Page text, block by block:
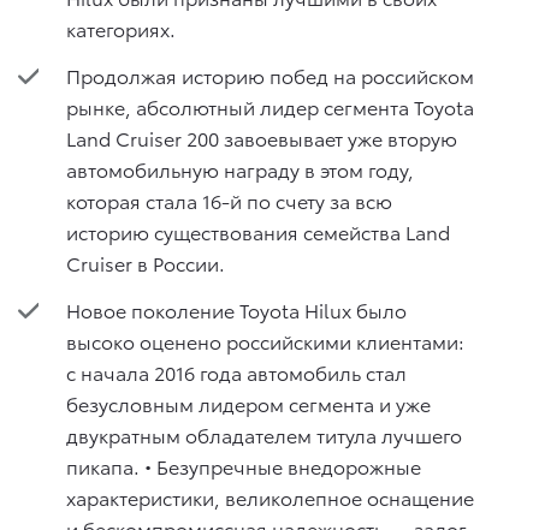
категориях.
Продолжая историю побед на российском
рынке, абсолютный лидер сегмента Toyota
Land Cruiser 200 завоевывает уже вторую
автомобильную награду в этом году,
которая стала 16-й по счету за всю
историю существования семейства Land
Cruiser в России.
Новое поколение Toyota Hilux было
высоко оценено российскими клиентами:
с начала 2016 года автомобиль стал
безусловным лидером сегмента и уже
двукратным обладателем титула лучшего
пикапа. • Безупречные внедорожные
характеристики, великолепное оснащение